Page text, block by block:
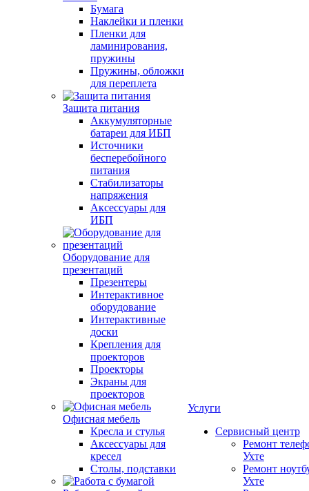
Бумага
Наклейки и пленки
Пленки для
ламинирования,
пружины
Пружины, обложки
для переплета
Защита питания
Аккумуляторные
батареи для ИБП
Источники
бесперебойного
питания
Стабилизаторы
напряжения
Аксессуары для
ИБП
Оборудование для
презентаций
Презентеры
Интерактивное
оборудование
Интерактивные
доски
Крепления для
проекторов
Проекторы
Экраны для
проекторов
Офисная мебель
Кресла и стулья
Аксессуары для
кресел
Столы, подставки
Услуги
Сервисный центр
Ремонт
Ухте
Ремонт
Ухте